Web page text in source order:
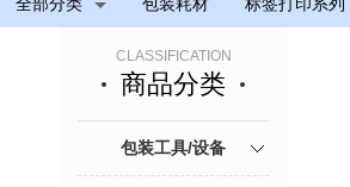
CLASSIFICATION
商品分类
包装工具/设备